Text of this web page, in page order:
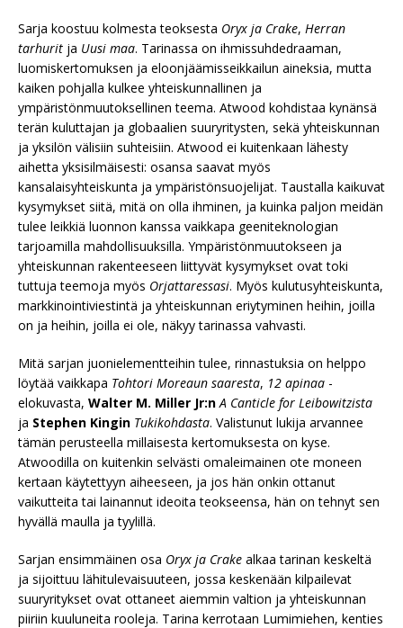
Sarja koostuu kolmesta teoksesta Oryx ja Crake, Herran
tarhurit ja Uusi maa. Tarinassa on ihmissuhdedraaman,
luomiskertomuksen ja eloonjäämisseikkailun aineksia, mutta
kaiken pohjalla kulkee yhteiskunnallinen ja
ympäristönmuutoksellinen teema. Atwood kohdistaa kynänsä
terän kuluttajan ja globaalien suuryritysten, sekä yhteiskunnan
ja yksilön välisiin suhteisiin. Atwood ei kuitenkaan lähesty
aihetta yksisilmäisesti: osansa saavat myös
kansalaisyhteiskunta ja ympäristönsuojelijat. Taustalla kaikuvat
kysymykset siitä, mitä on olla ihminen, ja kuinka paljon meidän
tulee leikkiä luonnon kanssa vaikkapa geeniteknologian
tarjoamilla mahdollisuuksilla. Ympäristönmuutokseen ja
yhteiskunnan rakenteeseen liittyvät kysymykset ovat toki
tuttuja teemoja myös Orjattaressasi. Myös kulutusyhteiskunta,
markkinointiviestintä ja yhteiskunnan eriytyminen heihin, joilla
on ja heihin, joilla ei ole, näkyy tarinassa vahvasti.
Mitä sarjan juonielementteihin tulee, rinnastuksia on helppo
löytää vaikkapa Tohtori Moreaun saaresta, 12 apinaa -
elokuvasta, Walter M. Miller Jr:n A Canticle for Leibowitzista
ja Stephen Kingin Tukikohdasta. Valistunut lukija arvannee
tämän perusteella millaisesta kertomuksesta on kyse.
Atwoodilla on kuitenkin selvästi omaleimainen ote moneen
kertaan käytettyyn aiheeseen, ja jos hän onkin ottanut
vaikutteita tai lainannut ideoita teokseensa, hän on tehnyt sen
hyvällä maulla ja tyylillä.
Sarjan ensimmäinen osa Oryx ja Crake alkaa tarinan keskeltä
ja sijoittuu lähitulevaisuuteen, jossa keskenään kilpailevat
suuryritykset ovat ottaneet aiemmin valtion ja yhteiskunnan
piiriin kuuluneita rooleja. Tarina kerrotaan Lumimiehen, kenties